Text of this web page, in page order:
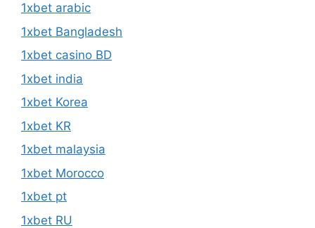
1xbet arabic
1xbet Bangladesh
1xbet casino BD
1xbet india
1xbet Korea
1xbet KR
1xbet malaysia
1xbet Morocco
1xbet pt
1xbet RU